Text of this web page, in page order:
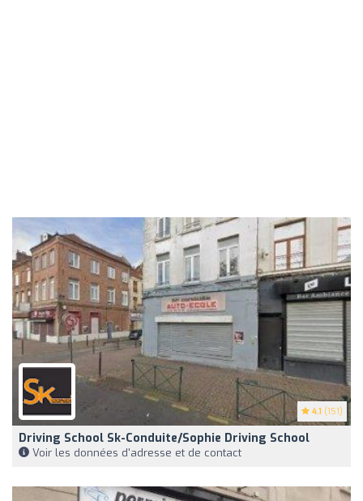
4.1 (151)
Driving School Sk-Conduite/Sophie Driving School
Voir les données d'adresse et de contact